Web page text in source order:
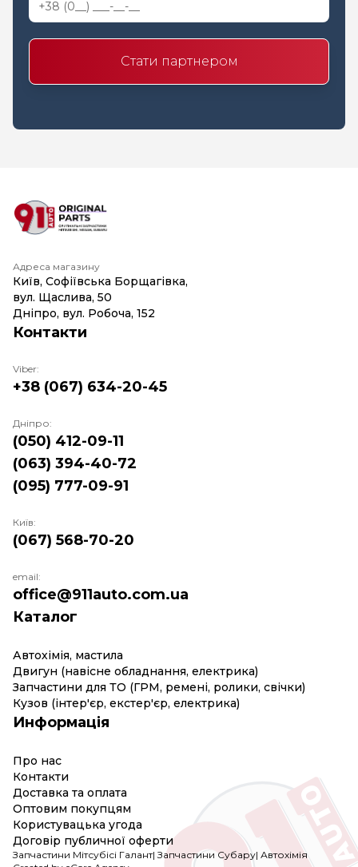
Стати партнером
Адреса магазину
Київ, Софіївська Борщагівка,
вул. Щаслива, 50
Дніпро, вул. Робоча, 152
Каталог
Автохімія, мастила
Двигун (навісне обладнання, електрика)
Запчастини для ТО (ГРМ, ремені, ролики, свічки)
Кузов (інтер'єр, екстер'єр, електрика)
Информація
Про нас
Контакти
Доставка та оплата
Оптовим покупцям
Користувацька угода
Договір публичної оферти
Контакти
Viber:
+38 (067) 634-20-45
Дніпро:
(050) 412-09-11
(063) 394-40-72
(095) 777-09-91
Київ:
(067) 568-70-20
email:
office@911auto.com.ua
Запчастини Мітсубісі Галант|Запчастини Субару| Автохімія